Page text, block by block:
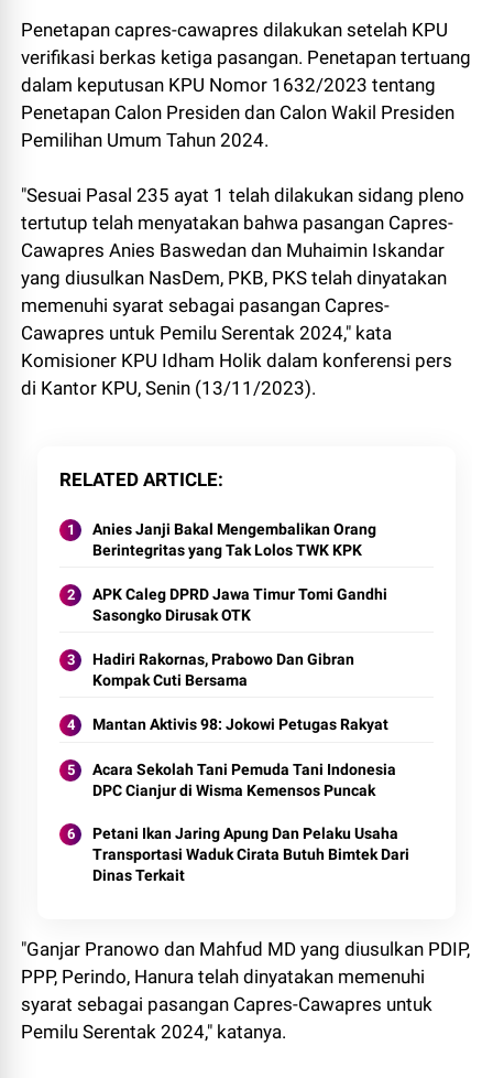
Penetapan capres-cawapres dilakukan setelah KPU
verifikasi berkas ketiga pasangan. Penetapan tertuang
dalam keputusan KPU Nomor 1632/2023 tentang
Penetapan Calon Presiden dan Calon Wakil Presiden
Pemilihan Umum Tahun 2024.
"Sesuai Pasal 235 ayat 1 telah dilakukan sidang pleno
tertutup telah menyatakan bahwa pasangan Capres-
Cawapres Anies Baswedan dan Muhaimin Iskandar
yang diusulkan NasDem, PKB, PKS telah dinyatakan
memenuhi syarat sebagai pasangan Capres-
Cawapres untuk Pemilu Serentak 2024," kata
Komisioner KPU Idham Holik dalam konferensi pers
di Kantor KPU, Senin (13/11/2023).
RELATED ARTICLE
Anies Janji Bakal Mengembalikan Orang
Berintegritas yang Tak Lolos TWK KPK
APK Caleg DPRD Jawa Timur Tomi Gandhi
Sasongko Dirusak OTK
Hadiri Rakornas, Prabowo Dan Gibran
Kompak Cuti Bersama
Mantan Aktivis 98: Jokowi Petugas Rakyat
Acara Sekolah Tani Pemuda Tani Indonesia
DPC Cianjur di Wisma Kemensos Puncak
Petani Ikan Jaring Apung Dan Pelaku Usaha
Transportasi Waduk Cirata Butuh Bimtek Dari
Dinas Terkait
"Ganjar Pranowo dan Mahfud MD yang diusulkan PDIP,
PPP, Perindo, Hanura telah dinyatakan memenuhi
syarat sebagai pasangan Capres-Cawapres untuk
Pemilu Serentak 2024," katanya.